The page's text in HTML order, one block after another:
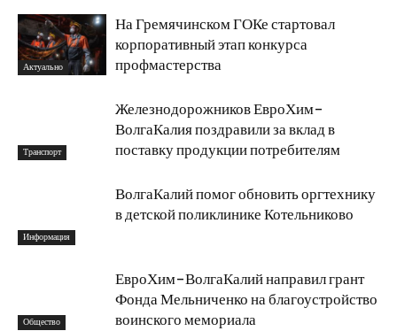
Актуально
На Гремячинском ГОКе стартовал
корпоративный этап конкурса
профмастерства
Транспорт
Железнодорожников ЕвроХим-
ВолгаКалия поздравили за вклад в
поставку продукции потребителям
Информация
ВолгаКалий помог обновить оргтехнику
в детской поликлинике Котельниково
Общество
ЕвроХим-ВолгаКалий направил грант
Фонда Мельниченко на благоустройство
воинского мемориала